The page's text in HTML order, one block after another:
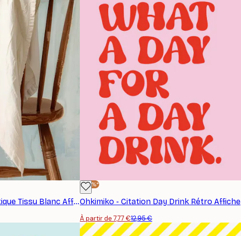
Ohkimiko - Chaise Rustique Tissu Blanc Affiche
-40%*
Ohkimiko - Citation Day Drink Rétro Affiche
À partir de 7,77 €12,95 €